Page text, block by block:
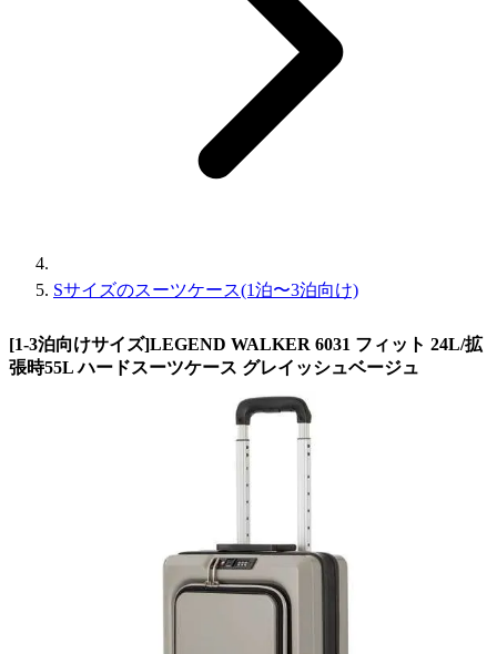
Sサイズのスーツケース(1泊〜3泊向け)
[1-3泊向けサイズ]LEGEND WALKER 6031 フィット 24L/拡
張時55L ハードスーツケース グレイッシュベージュ